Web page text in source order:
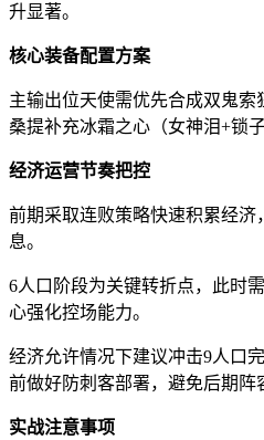
升显著。
核心装备配置方案
主输出位天使需优先合成双鬼
桑提补充冰霜之心（女神泪+锁子
经济运营节奏把控
前期采取连败策略快速积累经济
息。
6人口阶段为关键转折点，此时
心强化控场能力。
经济允许情况下建议冲击9人口
前做好防刺客部署，避免后期阵
实战注意事项